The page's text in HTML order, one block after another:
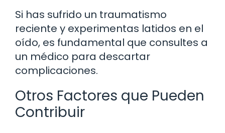
Si has sufrido un traumatismo
reciente y experimentas latidos en el
oído, es fundamental que consultes a
un médico para descartar
complicaciones.
Otros Factores que Pueden
Contribuir